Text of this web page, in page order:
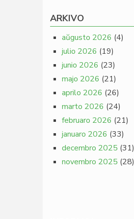
ARKIVO
aŭgusto 2026 (4)
julio 2026 (19)
junio 2026 (23)
majo 2026 (21)
aprilo 2026 (26)
marto 2026 (24)
februaro 2026 (21)
januaro 2026 (33)
decembro 2025 (31)
novembro 2025 (28)